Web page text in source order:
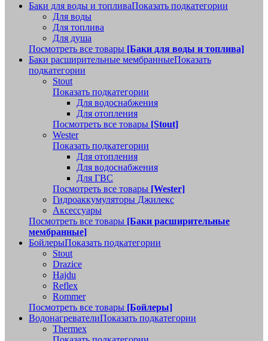
Баки для воды и топливаПоказать подкатегории
Для воды
Для топлива
Для душа
Посмотреть все товары [Баки для воды и топлива]
Баки расширительные мембранныеПоказать
подкатегории
Stout
Показать подкатегории
Для водоснабжения
Для отопления
Посмотреть все товары [Stout]
Wester
Показать подкатегории
Для отопления
Для водоснабжения
Для ГВС
Посмотреть все товары [Wester]
Гидроаккумуляторы Джилекс
Аксессуары
Посмотреть все товары [Баки расширительные
мембранные]
БойлерыПоказать подкатегории
Stout
Drazice
Hajdu
Reflex
Rommer
Посмотреть все товары [Бойлеры]
ВодонагревателиПоказать подкатегории
Thermex